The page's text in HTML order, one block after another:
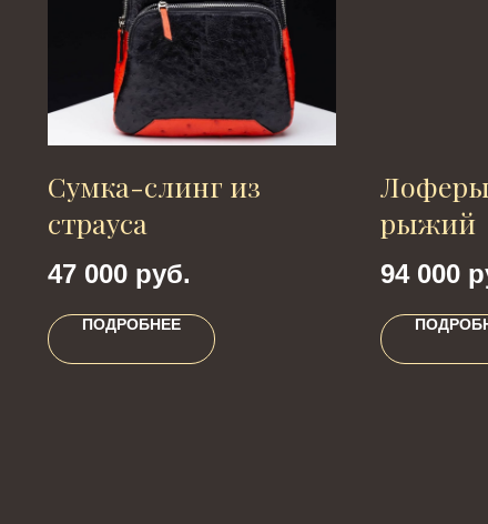
Сумка-слинг из
страуса
47 000 руб.
ПОДРОБНЕЕ
рыжий
94 000